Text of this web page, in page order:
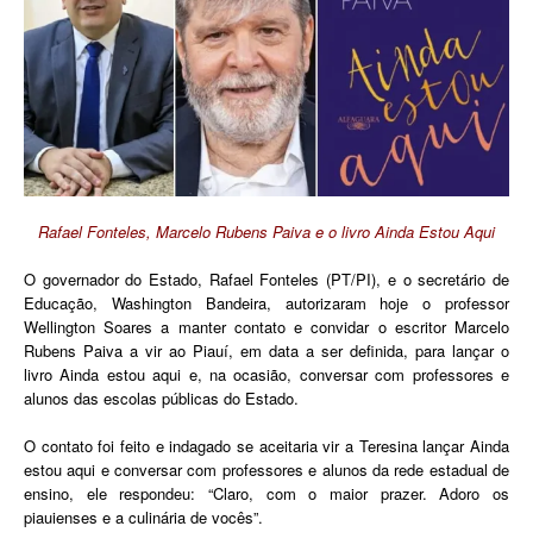
Rafael Fonteles, Marcelo Rubens Paiva e o livro Ainda Estou Aqui
O governador do Estado, Rafael Fonteles (PT/PI), e o secretário de
Educação, Washington Bandeira, autorizaram hoje o professor
Wellington Soares a manter contato e convidar o escritor Marcelo
Rubens Paiva a vir ao Piauí, em data a ser definida, para lançar o
livro Ainda estou aqui e, na ocasião, conversar com professores e
alunos das escolas públicas do Estado.
O contato foi feito e indagado se aceitaria vir a Teresina lançar Ainda
estou aqui e conversar com professores e alunos da rede estadual de
ensino, ele respondeu: “Claro, com o maior prazer. Adoro os
piauienses e a culinária de vocês”.